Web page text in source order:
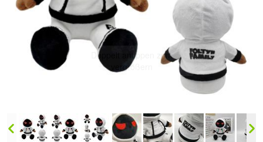
Doppelt antippen zum
vergrößern